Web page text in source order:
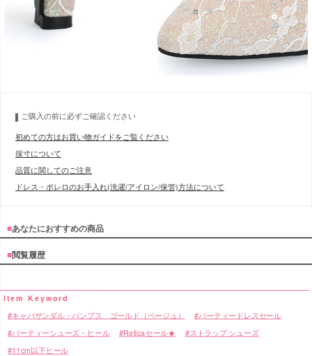
ご購入の前に必ずご確認ください
初めての方はお買い物ガイドをご覧ください
採寸について
品質に関してのご注意
ドレス・ボレロのお手入れ(洗濯/アイロン/保管)方法について
■あなたにおすすめの商品
■閲覧履歴
キャバサンダル・パンプス ゴールド（ベージュ） パーティードレスセール
パーティーシューズ・ヒール Reticaセール★ ストラップ シューズ
11cm以下ヒール